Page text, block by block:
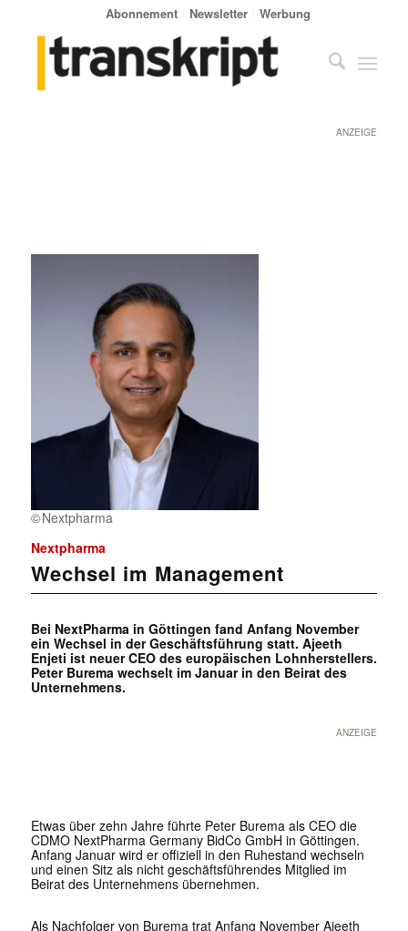
Abonnement Newsletter Werbung
ANZEIGE
Nextpharma
Nextpharma
Wechsel im Management
Bei NextPharma in Göttingen fand Anfang November
ein Wechsel in der Geschäftsführung statt. Ajeeth
Enjeti ist neuer CEO des europäischen Lohnherstellers.
Peter Burema wechselt im Januar in den Beirat des
Unternehmens.
ANZEIGE
Etwas über zehn Jahre führte Peter Burema als CEO die
CDMO NextPharma Germany BidCo GmbH in Göttingen.
Anfang Januar wird er offiziell in den Ruhestand wechseln
und einen Sitz als nicht geschäftsführendes Mitglied im
Beirat des Unternehmens übernehmen.
Als Nachfolger von Burema trat Anfang November Ajeeth